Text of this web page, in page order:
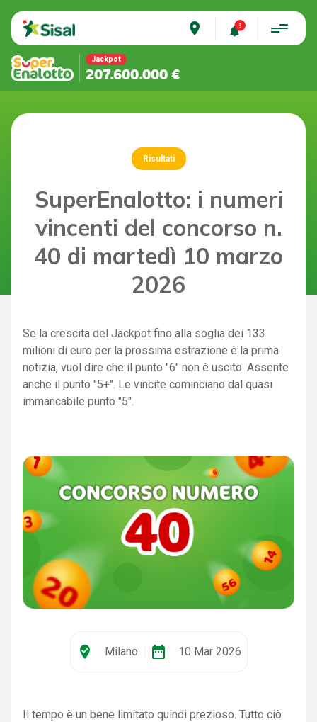
place
Jackpot
207.600.000 €
Risultati
SuperEnalotto: i numeri
vincenti del concorso n.
40 di martedì 10 marzo
2026
Se la crescita del Jackpot fino alla soglia dei 133
milioni di euro per la prossima estrazione è la prima
notizia, vuol dire che il punto "6" non è uscito. Assente
anche il punto "5+". Le vincite cominciano dal quasi
immancabile punto "5".
where_to_vote Milano date_range 10 Mar 2026
Il tempo è un bene limitato quindi prezioso. Tutto ciò